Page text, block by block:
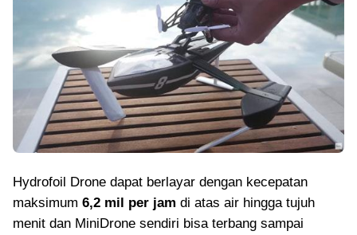
Hydrofoil Drone dapat berlayar dengan kecepatan
maksimum 6,2 mil per jam di atas air hingga tujuh
menit dan MiniDrone sendiri bisa terbang sampai